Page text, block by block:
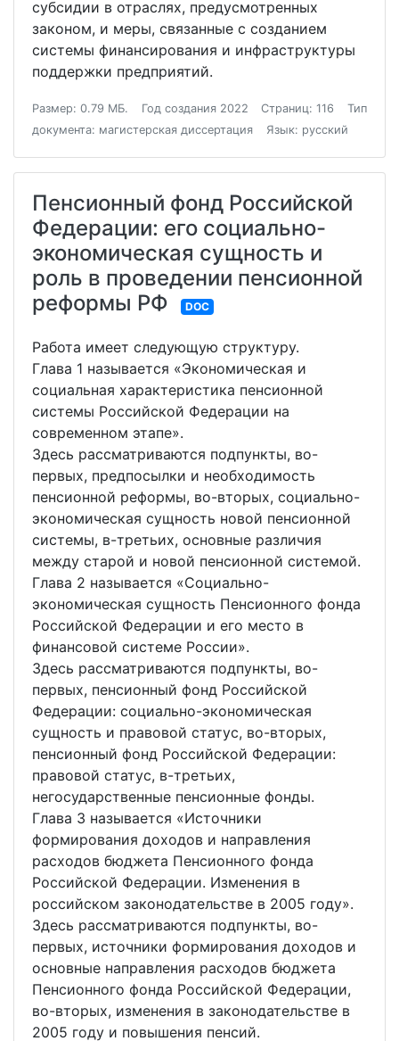
субсидии в отраслях, предусмотренных
законом, и меры, связанные с созданием
системы финансирования и инфраструктуры
поддержки предприятий.
Размер: 0.79 МБ. Год создания 2022 Страниц: 116
Тип
документа: магистерская диссертация
Язык: русский
Пенсионный фонд Российской
Федерации: его социально-
экономическая сущность и
роль в проведении пенсионной
реформы РФ
DOC
Работа имеет следующую структуру.
Глава 1 называется «Экономическая и
социальная характеристика пенсионной
системы Российской Федерации на
современном этапе».
Здесь рассматриваются подпункты, во-
первых, предпосылки и необходимость
пенсионной реформы, во-вторых, социально-
экономическая сущность новой пенсионной
системы, в-третьих, основные различия
между старой и новой пенсионной системой.
Глава 2 называется «Социально-
экономическая сущность Пенсионного фонда
Российской Федерации и его место в
финансовой системе России».
Здесь рассматриваются подпункты, во-
первых, пенсионный фонд Российской
Федерации: социально-экономическая
сущность и правовой статус, во-вторых,
пенсионный фонд Российской Федерации:
правовой статус, в-третьих,
негосударственные пенсионные фонды.
Глава 3 называется «Источники
формирования доходов и направления
расходов бюджета Пенсионного фонда
Российской Федерации. Изменения в
российском законодательстве в 2005 году».
Здесь рассматриваются подпункты, во-
первых, источники формирования доходов и
основные направления расходов бюджета
Пенсионного фонда Российской Федерации,
во-вторых, изменения в законодательстве в
2005 году и повышения пенсий.